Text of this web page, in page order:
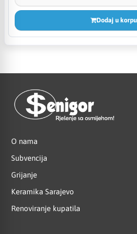
Dodaj u korpu
O nama
Subvencija
Grijanje
Keramika Sarajevo
Renoviranje kupatila